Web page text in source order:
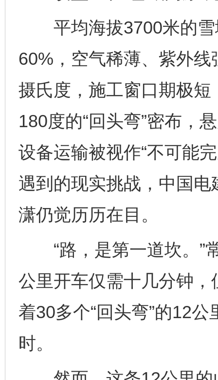
平均海拔3700米的雪
60%，空气稀薄、紫外
摄氏度，施工窗口期极
180度的“回头弯”密布，
设备运输被视作“不可能
遇到的现实挑战，中国
潇仍觉历历在目。
“路，是第一道坎。”
公里开车仅需十几分钟
着30多个“回头弯”的12
时。